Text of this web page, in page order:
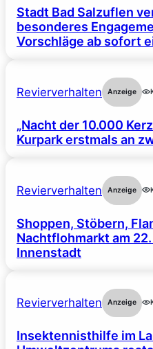
Stadt Bad Salzuflen
besonderes
Vorschläge ab sofort
Revierverhalten Anzeige
„Nacht der 10.000
Kurpark erstmals an
Revierverhalten Anzeige
Shoppen, Stöbern,
Nachtflohmarkt am
Innenstadt
Revierverhalten Anzeige
Insektennisthilfe im